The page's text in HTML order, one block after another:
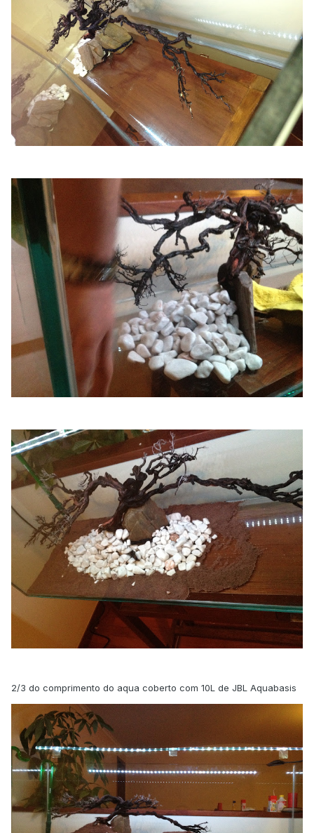
2/3 do comprimento do aqua coberto com 10L de JBL Aquabasis